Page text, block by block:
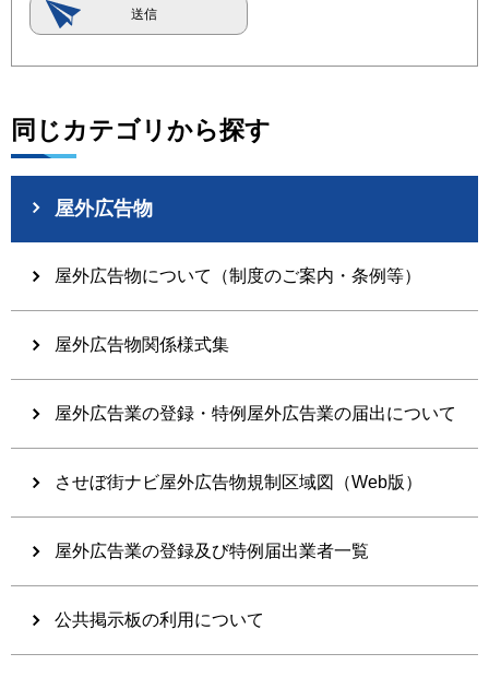
同じカテゴリから探す
屋外広告物
屋外広告物について（制度のご案内・条例等）
屋外広告物関係様式集
屋外広告業の登録・特例屋外広告業の届出について
させぼ街ナビ屋外広告物規制区域図（Web版）
屋外広告業の登録及び特例届出業者一覧
公共掲示板の利用について